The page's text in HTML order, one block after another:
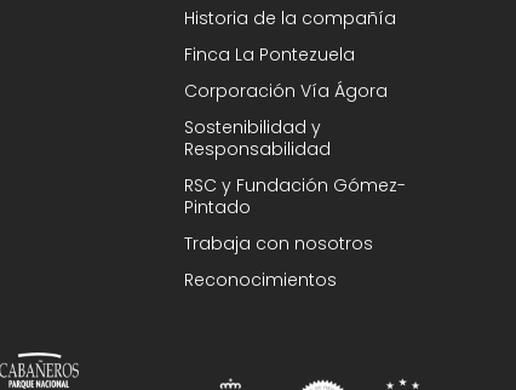
Historia de la compañía
Finca La Pontezuela
Corporación Vía Ágora
Sostenibilidad y
Responsabilidad
RSC y Fundación Gómez-
Pintado
Trabaja con nosotros
Reconocimientos